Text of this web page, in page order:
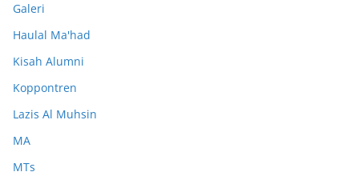
Galeri
Haulal Ma'had
Kisah Alumni
Koppontren
Lazis Al Muhsin
MA
MTs